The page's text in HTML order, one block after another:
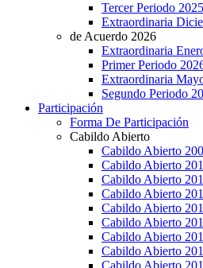
Tercer Periodo 2025
Extraordinaria
de Acuerdo 2026
Extraordinaria
Primer Periodo
Extraordinaria
Segundo Periodo
Participación
Forma De Participación
Cabildo Abierto
Cabildo Abierto
Cabildo Abierto
Cabildo Abierto
Cabildo Abierto
Cabildo Abierto
Cabildo Abierto
Cabildo Abierto
Cabildo Abierto
Cabildo Abierto